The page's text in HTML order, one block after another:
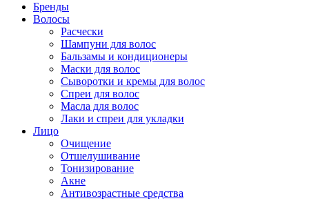
Бренды
Волосы
Расчески
Шампуни для волос
Бальзамы и кондиционеры
Маски для волос
Сыворотки и кремы для волос
Спреи для волос
Масла для волос
Лаки и спреи для укладки
Лицо
Очищение
Отшелушивание
Тонизирование
Акне
Антивозрастные средства